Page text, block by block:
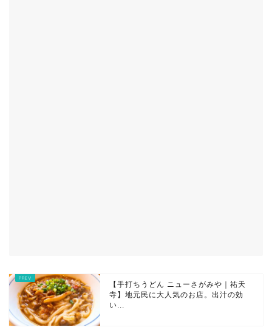
【手打ちうどん ニューさがみや｜祐天
寺】地元民に大人気のお店。出汁の効
い...